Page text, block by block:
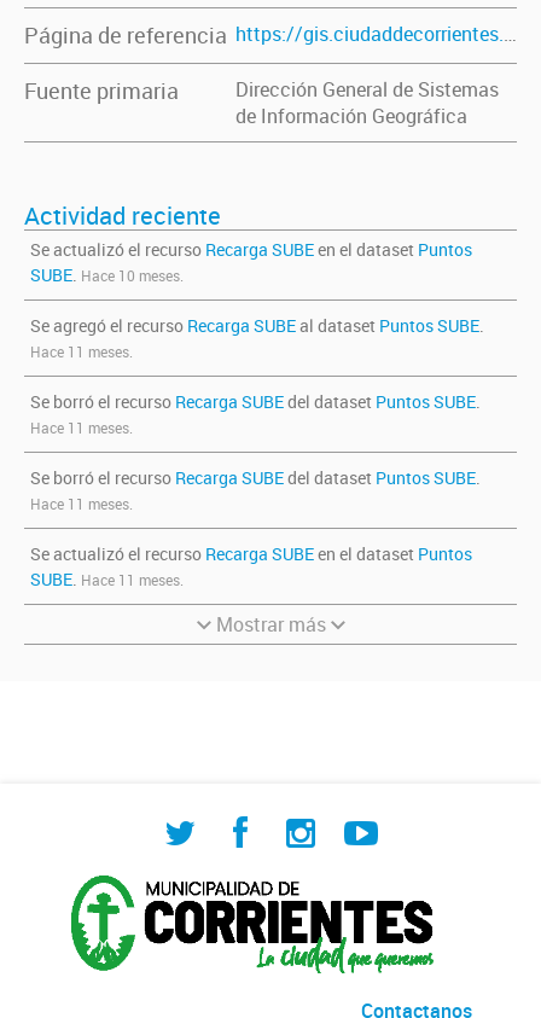
Página de referencia https://gis.ciudaddecorrientes.gov.ar/
Fuente primaria
Dirección General de Sistemas
de Información Geográfica
Actividad reciente
Se actualizó el recurso Recarga SUBEen el dataset Puntos
SUBE. Hace 10 meses.
Se agregó el recurso Recarga SUBEal dataset Puntos SUBE.
Hace 11 meses.
Se borró el recurso Recarga SUBEdel dataset Puntos SUBE.
Hace 11 meses.
Se borró el recurso Recarga SUBEdel dataset Puntos SUBE.
Hace 11 meses.
Se actualizó el recurso Recarga SUBEen el dataset Puntos
SUBE. Hace 11 meses.
Mostrar más
Contactanos